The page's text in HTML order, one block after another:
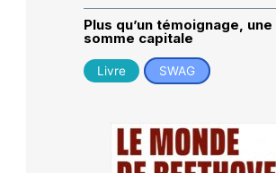
Plus qu’un témoignage, une
somme capitale
Livre SWAG